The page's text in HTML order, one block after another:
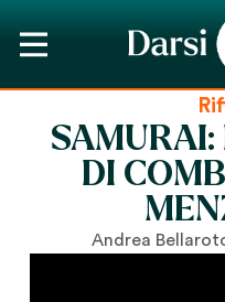
SAMURAI:
DI
Andrea